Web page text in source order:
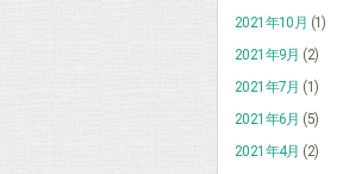
2021年10月 (1)
2021年9月 (2)
2021年7月 (1)
2021年6月 (5)
2021年4月 (2)